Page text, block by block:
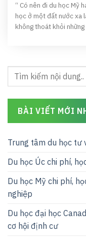
BÀI VIẾT MỚI
Trung tâm du học tư
Du học Úc chi phí,
Du học Mỹ chi phí,
nghiệp
Du học đại học
cơ hội định cư
“ Có nên đi du học Mỹ
học ở một đất nước xa
không thoát khỏi